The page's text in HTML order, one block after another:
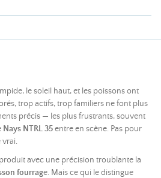
le soleil haut, et les poissons ont
trop actifs, trop familiers ne font plus
précis — les plus frustrants, souvent
Nays NTRL 35entre en scène. Pas pour
vrai.
avec une précision troublante la
fourrage. Mais ce qui le distingue